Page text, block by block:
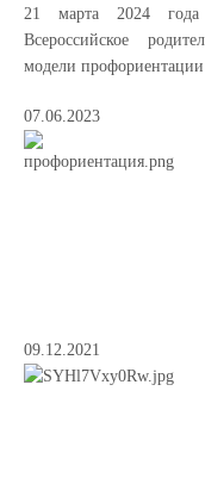
21 марта 2024 года
Всероссийское
модели
07.06.2023
09.12.2021